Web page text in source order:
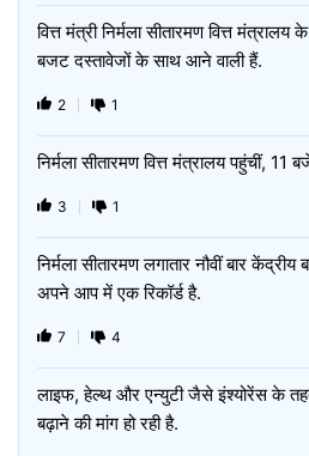
वित्त मंत्री निर्मला सीतारमण वित्त
बजट दस्तावेजों के साथ आने वाली हैं.
2 1
निर्मला सीतारमण वित्त मंत्रालय पहुंचीं,
3 1
निर्मला सीतारमण लगातार नौवीं बार
अपने आप में एक रिकॉर्ड है.
7 4
लाइफ, हेल्थ और एन्युटी जैसे इंश्‍योरेंस के
बढ़ाने की मांग हो रही है.